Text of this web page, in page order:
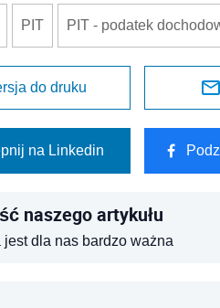
PIT PIT - podatek
do druku
na Linkedin
naszego artykułu
dla nas bardzo ważna